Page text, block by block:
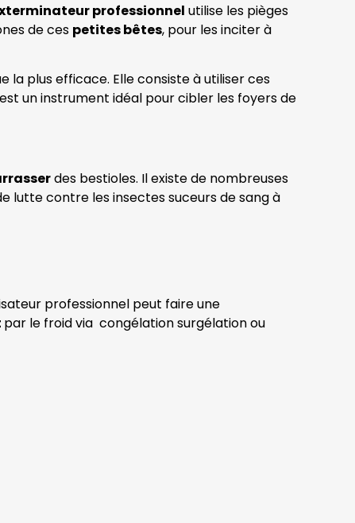
professionnel utilise les pièges
de ces petites bêtes, pour les inciter à
la plus efficace. Elle consiste à utiliser ces
un instrument idéal pour cibler les foyers de
des bestioles. Il existe de nombreuses
lutte contre les insectes suceurs de sang à
professionnel peut faire une
par le froid via congélation surgélation ou